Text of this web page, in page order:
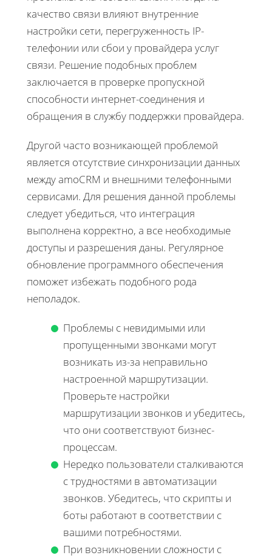
качество связи влияют внутренние
настройки сети, перегруженность IP-
телефонии или сбои у провайдера услуг
связи. Решение подобных проблем
заключается в проверке пропускной
способности интернет-соединения и
обращения в службу поддержки провайдера.
Другой часто возникающей проблемой
является отсутствие синхронизации данных
между amoCRM и внешними телефонными
сервисами. Для решения данной проблемы
следует убедиться, что интеграция
выполнена корректно, а все необходимые
доступы и разрешения даны. Регулярное
обновление программного обеспечения
поможет избежать подобного рода
неполадок.
Проблемы с невидимыми или
пропущенными звонками могут
возникать из-за неправильно
настроенной маршрутизации.
Проверьте настройки
маршрутизации звонков и убедитесь,
что они соответствуют бизнес-
процессам.
Нередко пользователи сталкиваются
с трудностями в автоматизации
звонков. Убедитесь, что скрипты и
боты работают в соответствии с
вашими потребностями.
При возникновении сложности с